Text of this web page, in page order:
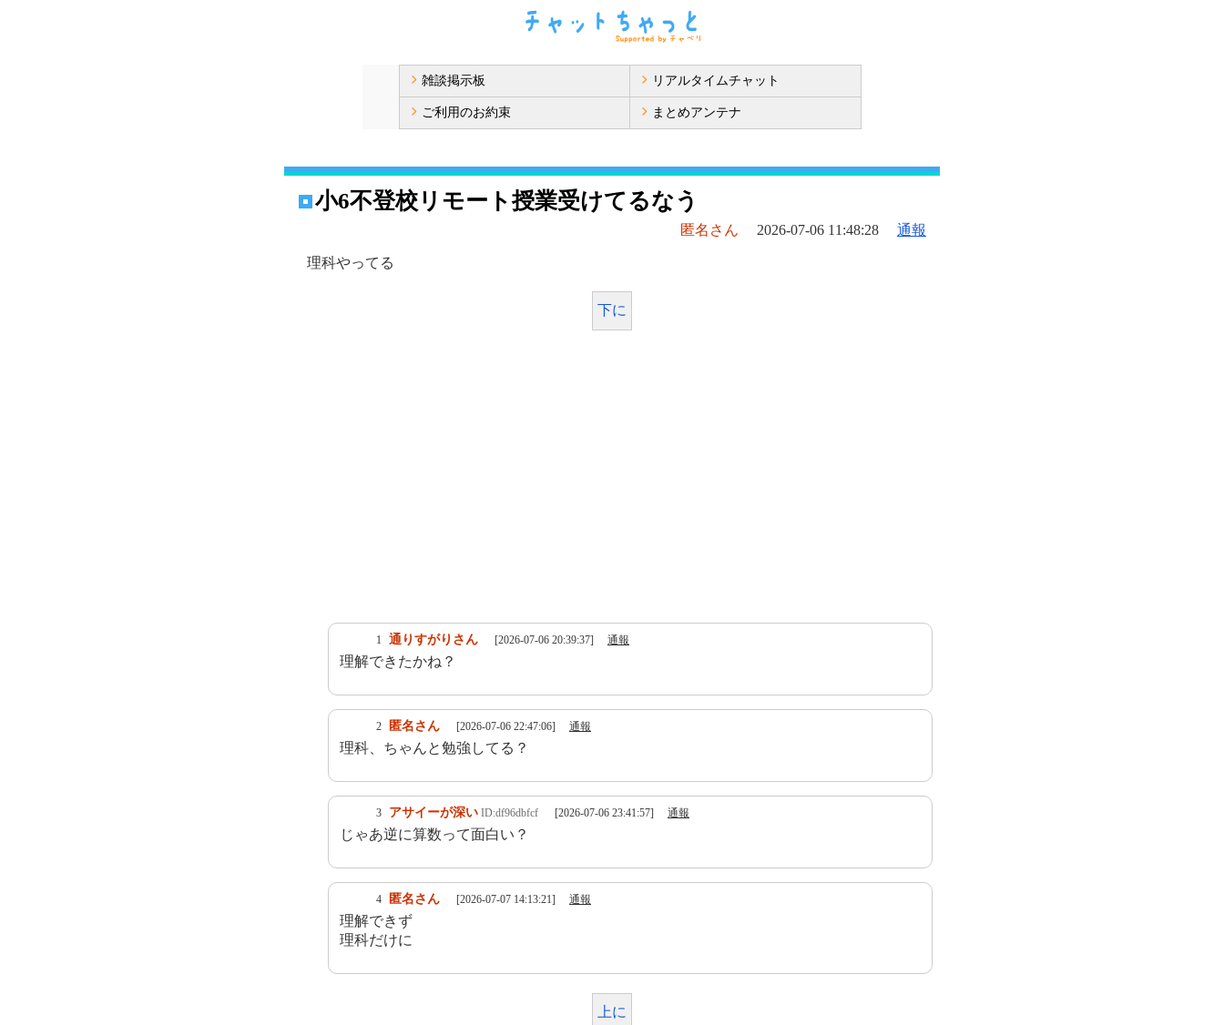
雑談掲示板 リアルタイムチャット
ご利用のお約束 まとめアンテナ
小6不登校リモート授業受けてるなう
匿名さん 2026-07-06 11:48:28 通報
理科やってる
下に
1 通りすがりさん [2026-07-06 20:39:37] 通報
理解できたかね？
2 匿名さん [2026-07-06 22:47:06] 通報
理科、ちゃんと勉強してる？
3 アサイーが深い ID:df96dbfcf [2026-07-06 23:41:57] 通報
じゃあ逆に算数って面白い？
4 匿名さん [2026-07-07 14:13:21] 通報
理解できず
理科だけに
上に